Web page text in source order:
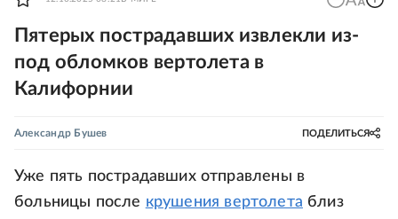
Пятерых пострадавших извлекли из-
под обломков вертолета в
Калифорнии
Александр Бушев ПОДЕЛИТЬСЯ
Уже пять пострадавших отправлены в
больницы после крушения вертолета близ